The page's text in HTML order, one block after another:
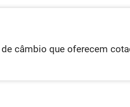
câmbio que oferecem